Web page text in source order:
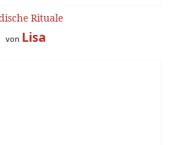
Rituale
von Lisa